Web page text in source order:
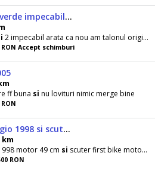
Piaggio si 2, verde impecabil 2005, recent adus, acte
2 impecabil arata ca nou am talonul original italia se poate inmatricula motrul
RON Accept schimburi
ff buna si nu lovituri nimic merge bine
Piaggio piaggio 1998 si scuter firs bike 2005
km
motor 49 cm si scuter first bike motor 49 cm stare buna de functionare acte in
RON